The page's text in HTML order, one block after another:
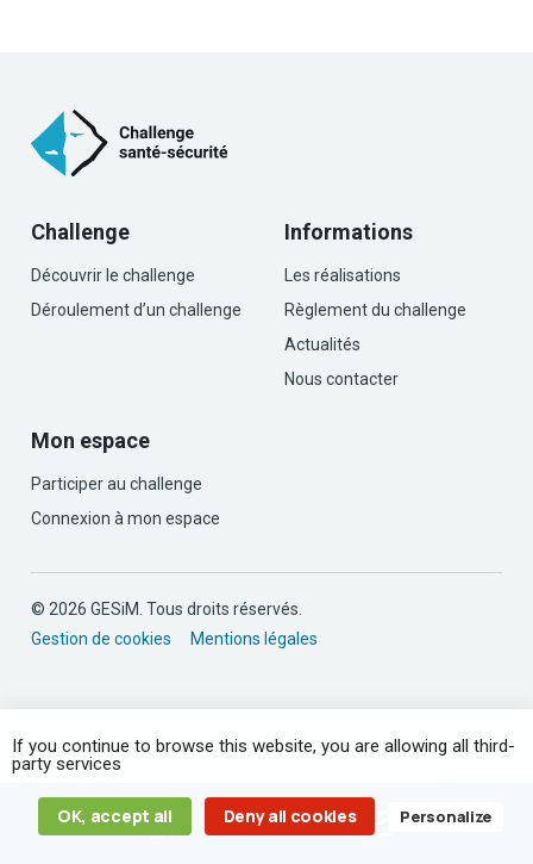
Challenge
Découvrir le challenge
Déroulement d’un challenge
Informations
Les réalisations
Règlement du challenge
Actualités
Nous contacter
Mon espace
Participer au challenge
Connexion à mon espace
© 2026 GESiM. Tous droits réservés.
Gestion de cookies
Mentions légales
If you continue to browse this website, you are allowing all third-
party services
OK, accept all Deny all cookies Personalize